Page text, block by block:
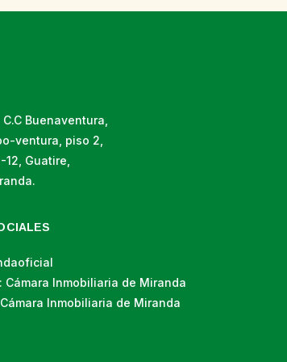
Buenaventura,
ventura, piso 2,
12, Guatire,
Cámara Inmobiliaria de Miranda
Inmobiliaria de Miranda